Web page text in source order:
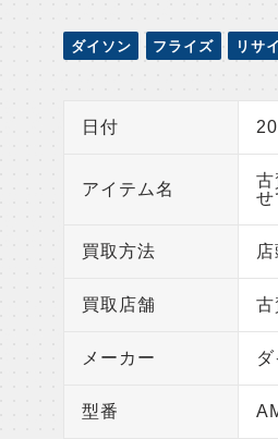
ダイソン フライズ リサ
日付
アイテム名
せ
買取方法
買取店舗 古
メーカー
型番